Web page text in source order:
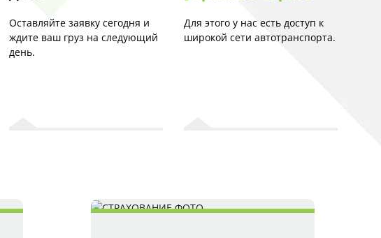
Оставляйте заявку сегодня и
ждите ваш груз на следующий
день.
Для этого у нас есть доступ к
широкой сети автотранспорта.